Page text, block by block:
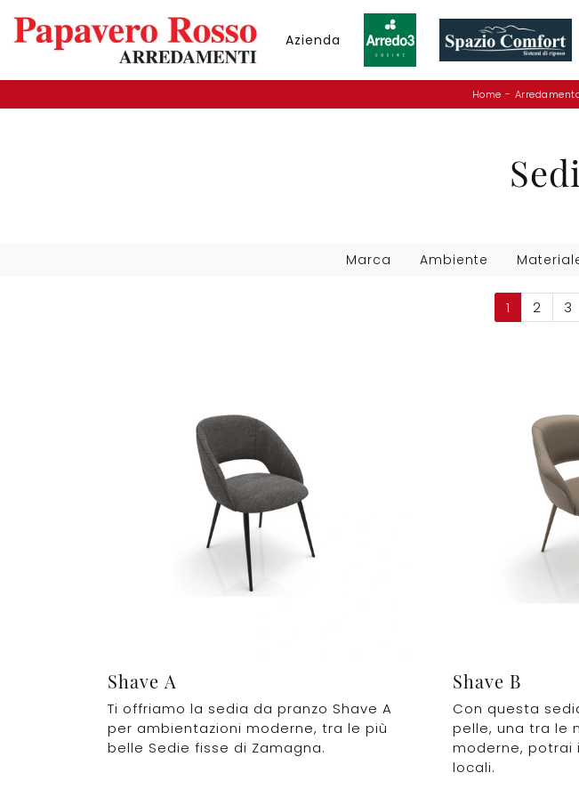
Azienda
Home -
Marca Ambiente
1 2 3
Shave A
Ti offriamo la sedia da pranzo Shave A
per ambientazioni moderne, tra le più
belle Sedie fisse di Zamagna.
Shave B
Con questa
pelle, una tra le
moderne, potrai
locali.